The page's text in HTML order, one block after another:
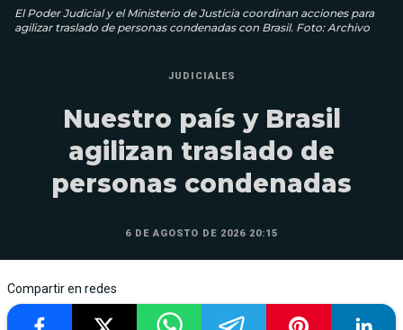
El Poder Judicial y el Ministerio de Justicia coordinan acciones para
agilizar traslado de personas condenadas con Brasil. Foto: Archivo
JUDICIALES
Nuestro país y Brasil
agilizan traslado de
personas condenadas
6 DE AGOSTO DE 2026 20:15
Compartir en redes